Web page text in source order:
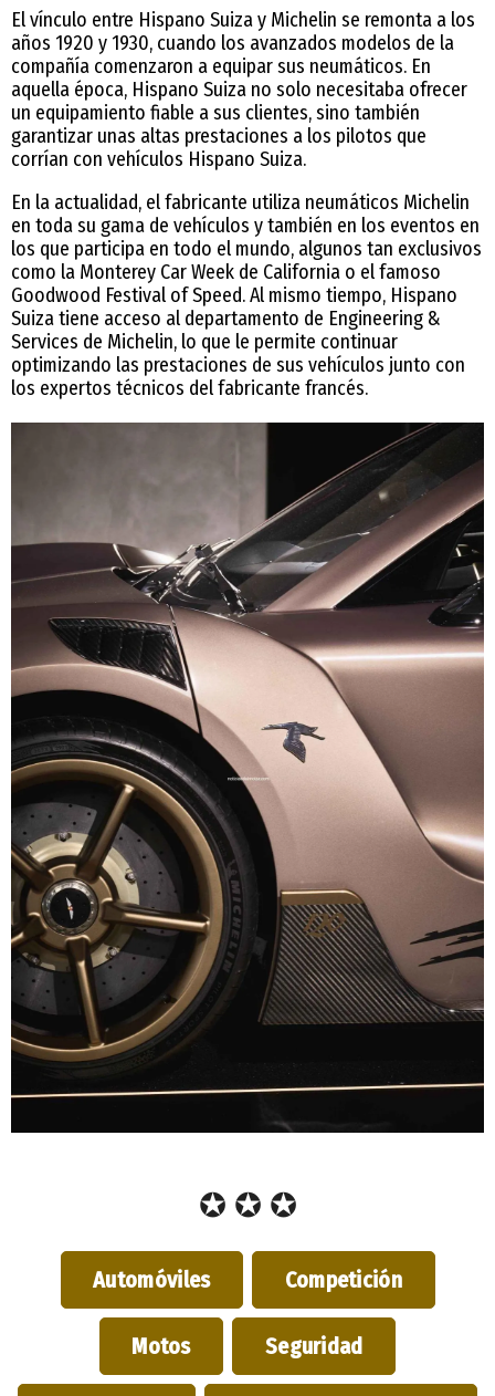
El vínculo entre Hispano Suiza y Michelin se remonta a los
años 1920 y 1930, cuando los avanzados modelos de la
compañía comenzaron a equipar sus neumáticos. En
aquella época, Hispano Suiza no solo necesitaba ofrecer
un equipamiento fiable a sus clientes, sino también
garantizar unas altas prestaciones a los pilotos que
corrían con vehículos Hispano Suiza.
En la actualidad, el fabricante utiliza neumáticos Michelin
en toda su gama de vehículos y también en los eventos en
los que participa en todo el mundo, algunos tan exclusivos
como la Monterey Car Week de California o el famoso
Goodwood Festival of Speed. Al mismo tiempo, Hispano
Suiza tiene acceso al departamento de Engineering &
Services de Michelin, lo que le permite continuar
optimizando las prestaciones de sus vehículos junto con
los expertos técnicos del fabricante francés.
✪ ✪ ✪
Automóviles Competición
Motos Seguridad